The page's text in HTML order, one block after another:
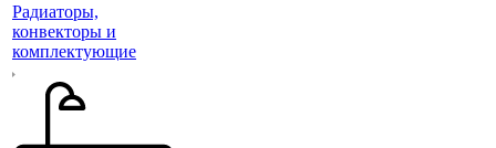
Радиаторы,
конвекторы и
комплектующие